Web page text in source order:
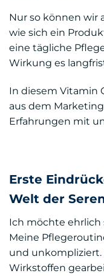
Nur so können wir
wie sich ein
eine tägliche
Wirkung es
In diesem Vitamin
aus dem
Erfahrungen mit
Erste
Welt der
Ich möchte ehrlich
Meine
und
Wirkstoffen